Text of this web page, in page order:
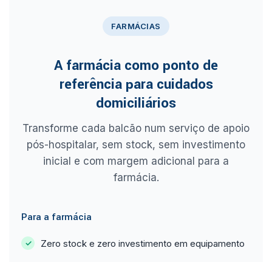
FARMÁCIAS
A farmácia como ponto de
referência para cuidados
domiciliários
Transforme cada balcão num serviço de apoio
pós-hospitalar, sem stock, sem investimento
inicial e com margem adicional para a
farmácia.
Para a farmácia
Zero stock e zero investimento em equipamento